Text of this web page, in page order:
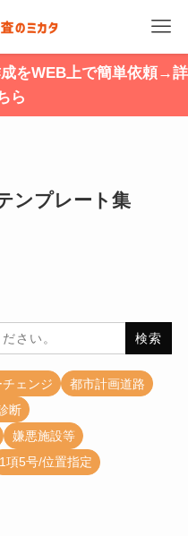
成をWEB上で簡単依頼→詳
ら
ンプレート集
ェンジ
都市計画道路
断
嫌悪施設等
1項5号/位置指定